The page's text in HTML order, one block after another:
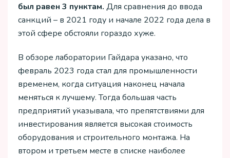
был равен 3 пунктам. Для сравнения до ввода
санкций – в 2021 году и начале 2022 года дела в
этой сфере обстояли гораздо хуже.
В обзоре лаборатории Гайдара указано, что
февраль 2023 года стал для промышленности
временем, когда ситуация наконец начала
меняться к лучшему. Тогда большая часть
предприятий указывала, что препятствиями для
инвестирования является высокая стоимость
оборудования и строительного монтажа. На
втором и третьем месте в списке наиболее